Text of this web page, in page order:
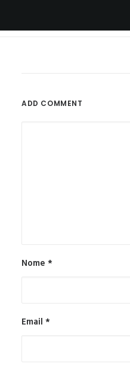
ADD COMMENT
Nome *
Email *